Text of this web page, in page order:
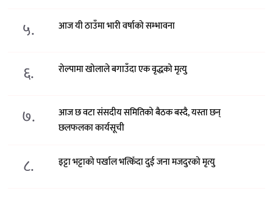
५. आज यी ठाउँमा भारी वर्षाको सम्भावना
६. रोल्पामा खोलाले बगाउँदा एक वृद्धको मृत्यु
७.
आज छ वटा संसदीय समितिको बैठक बस्दै, यस्ता छन्
छलफलका कार्यसूची
८. इट्टा भट्टाको पर्खाल भत्किँदा दुई जना मजदुरको मृत्यु